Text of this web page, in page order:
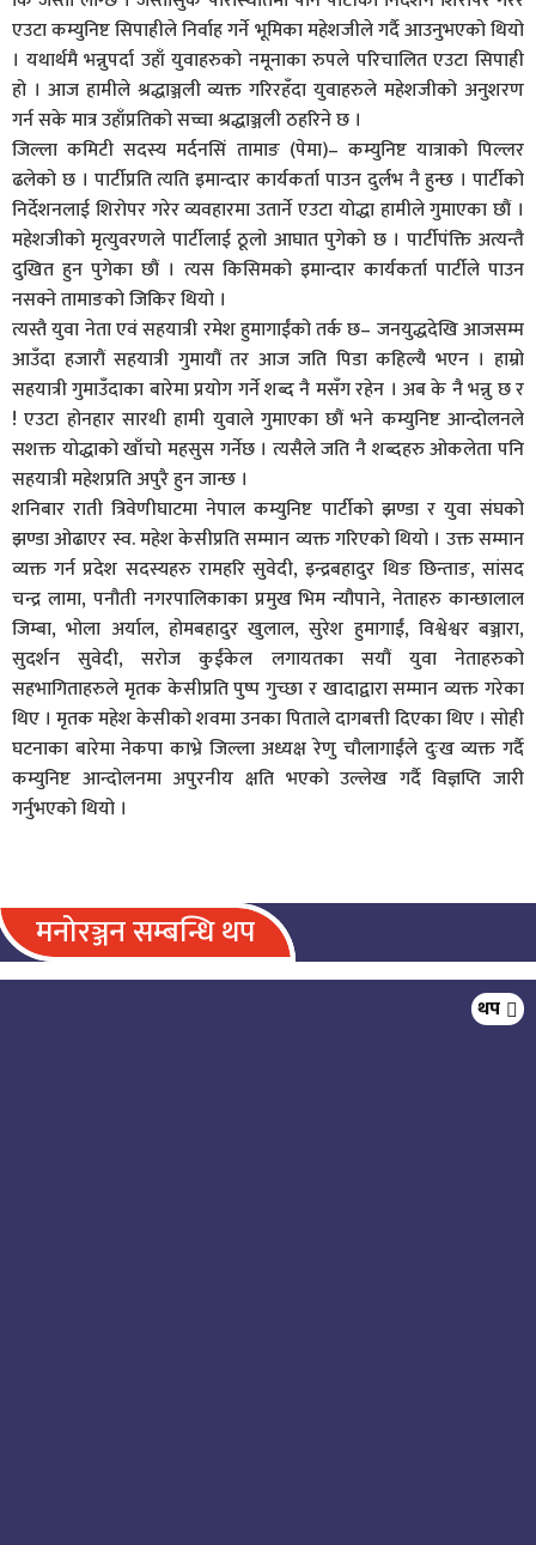
एउटा कम्युनिष्ट सिपाहीले निर्वाह गर्ने भूमिका महेशजीले गर्दै आउनुभएको थियो
। यथार्थमै भन्नुपर्दा उहाँ युवाहरुको नमूनाका रुपले परिचालित एउटा सिपाही
हो । आज हामीले श्रद्धाञ्जली व्यक्त गरिरहँदा युवाहरुले महेशजीको अनुशरण
गर्न सके मात्र उहाँप्रतिको सच्चा श्रद्धाञ्जली ठहरिने छ ।
जिल्ला कमिटी सदस्य मर्दनसिं तामाङ (पेमा)– कम्युनिष्ट यात्राको पिल्लर
ढलेको छ । पार्टीप्रति त्यति इमान्दार कार्यकर्ता पाउन दुर्लभ नै हुन्छ । पार्टीको
निर्देशनलाई शिरोपर गरेर व्यवहारमा उतार्ने एउटा योद्धा हामीले गुमाएका छौं ।
महेशजीको मृत्युवरणले पार्टीलाई ठूलो आघात पुगेको छ । पार्टीपंक्ति अत्यन्तै
दुखित हुन पुगेका छौं । त्यस किसिमको इमान्दार कार्यकर्ता पार्टीले पाउन
नसक्ने तामाङको जिकिर थियो ।
त्यस्तै युवा नेता एवं सहयात्री रमेश हुमागाईंको तर्क छ– जनयुद्धदेखि आजसम्म
आउँदा हजारौं सहयात्री गुमायौं तर आज जति पिडा कहिल्यै भएन । हाम्रो
सहयात्री गुमाउँदाका बारेमा प्रयोग गर्ने शब्द नै मसँग रहेन । अब के नै भन्नु छ र
! एउटा होनहार सारथी हामी युवाले गुमाएका छौं भने कम्युनिष्ट आन्दोलनले
सशक्त योद्धाको खाँचो महसुस गर्नेछ । त्यसैले जति नै शब्दहरु ओकलेता पनि
सहयात्री महेशप्रति अपुरै हुन जान्छ ।
शनिबार राती त्रिवेणीघाटमा नेपाल कम्युनिष्ट पार्टीको झण्डा र युवा संघको
झण्डा ओढाएर स्व. महेश केसीप्रति सम्मान व्यक्त गरिएको थियो । उक्त सम्मान
व्यक्त गर्न प्रदेश सदस्यहरु रामहरि सुवेदी, इन्द्रबहादुर थिङ छिन्ताङ, सांसद
चन्द्र लामा, पनौती नगरपालिकाका प्रमुख भिम न्यौपाने, नेताहरु कान्छालाल
जिम्बा, भोला अर्याल, होमबहादुर खुलाल, सुरेश हुमागाईं, विश्वेश्वर बञ्जारा,
सुदर्शन सुवेदी, सरोज कुईंकेल लगायतका सयौं युवा नेताहरुको
सहभागिताहरुले मृतक केसीप्रति पुष्प गुच्छा र खादाद्वारा सम्मान व्यक्त गरेका
थिए । मृतक महेश केसीको शवमा उनका पिताले दागबत्ती दिएका थिए । सोही
घटनाका बारेमा नेकपा काभ्रे जिल्ला अध्यक्ष रेणु चौलागाईंले दुःख व्यक्त गर्दै
कम्युनिष्ट आन्दोलनमा अपुरनीय क्षति भएको उल्लेख गर्दै विज्ञप्ति जारी
गर्नुभएको थियो ।
मनोरञ्जन सम्बन्धि थप
गायक आदित्य श्रेष्ठको बाचा’ सार्वजनिक
थप